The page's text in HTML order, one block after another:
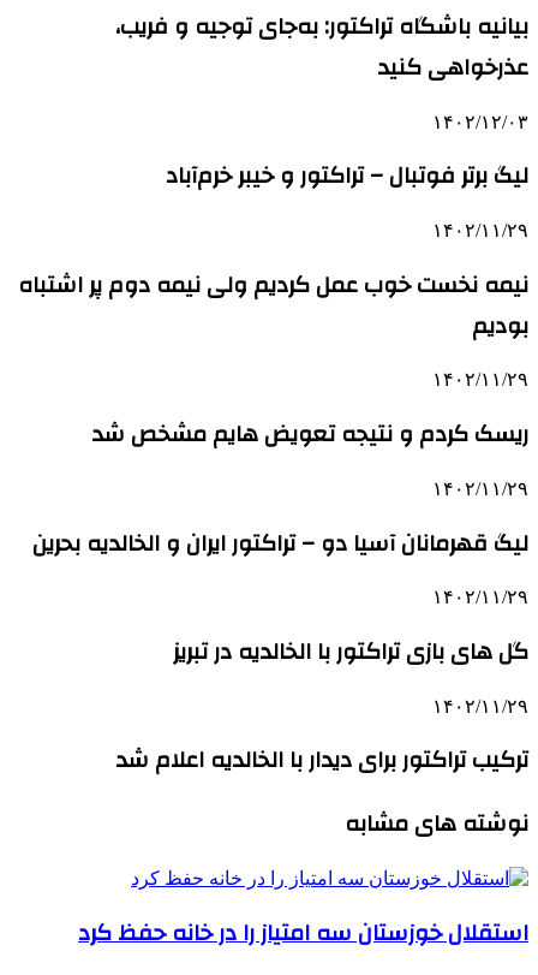
بیانیه باشگاه تراکتور: به‌جای توجیه و فریب،
عذرخواهی کنید
۱۴۰۲/۱۲/۰۳
لیگ برتر فوتبال – تراکتور و خیبر خرم‌آباد
۱۴۰۲/۱۱/۲۹
نیمه نخست خوب عمل کردیم ولی نیمه دوم پر اشتباه
بودیم
۱۴۰۲/۱۱/۲۹
ریسک کردم و نتیجه تعویض هایم مشخص شد
۱۴۰۲/۱۱/۲۹
لیگ قهرمانان آسیا دو – تراکتور ایران و الخالدیه بحرین
۱۴۰۲/۱۱/۲۹
گل های بازی تراکتور با الخالدیه در تبریز
۱۴۰۲/۱۱/۲۹
ترکیب تراکتور برای دیدار با الخالدیه اعلام شد
نوشته های مشابه
استقلال خوزستان سه امتیاز را در خانه حفظ کرد